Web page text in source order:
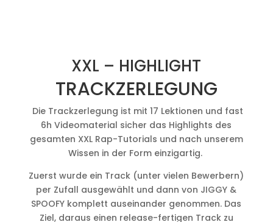
XXL – HIGHLIGHT
TRACKZERLEGUNG
Die Trackzerlegung ist mit 17 Lektionen und fast
6h Videomaterial sicher das Highlights des
gesamten XXL Rap-Tutorials und nach unserem
Wissen in der Form einzigartig.
Zuerst wurde ein Track (unter vielen Bewerbern)
per Zufall ausgewählt und dann von JIGGY &
SPOOFY komplett auseinander genommen. Das
Ziel, daraus einen release-fertigen Track zu